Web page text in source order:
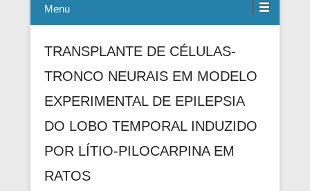
Medicina Investigativa
Menu
TRANSPLANTE DE CÉLULAS-
TRONCO NEURAIS EM MODELO
EXPERIMENTAL DE EPILEPSIA
DO LOBO TEMPORAL INDUZIDO
POR LÍTIO-PILOCARPINA EM
RATOS